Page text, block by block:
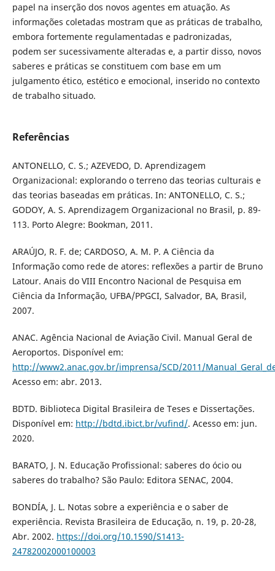
papel na inserção dos novos agentes em atuação. As
informações coletadas mostram que as práticas de trabalho,
embora fortemente regulamentadas e padronizadas,
podem ser sucessivamente alteradas e, a partir disso, novos
saberes e práticas se constituem com base em um
julgamento ético, estético e emocional, inserido no contexto
de trabalho situado.
Referências
ANTONELLO, C. S.; AZEVEDO, D. Aprendizagem
Organizacional: explorando o terreno das teorias culturais e
das teorias baseadas em práticas. In: ANTONELLO, C. S.;
GODOY, A. S. Aprendizagem Organizacional no Brasil, p. 89-
113. Porto Alegre: Bookman, 2011.
ARAÚJO, R. F. de; CARDOSO, A. M. P. A Ciência da
Informação como rede de atores: reflexões a partir de Bruno
Latour. Anais do VIII Encontro Nacional de Pesquisa em
Ciência da Informação, UFBA/PPGCI, Salvador, BA, Brasil,
2007.
ANAC. Agência Nacional de Aviação Civil. Manual Geral de
Aeroportos. Disponível em:
http://www2.anac.gov.br/imprensa/SCD/2011/
Acesso em: abr. 2013.
BDTD. Biblioteca Digital Brasileira de Teses e Dissertações.
Disponível em: http://bdtd.ibict.br/vufind/. Acesso em: jun.
2020.
BARATO, J. N. Educação Profissional: saberes do ócio ou
saberes do trabalho? São Paulo: Editora SENAC, 2004.
BONDÍA, J. L. Notas sobre a experiência e o saber de
experiência. Revista Brasileira de Educação, n. 19, p. 20-28,
Abr. 2002. https://doi.org/10.1590/S1413-
24782002000100003